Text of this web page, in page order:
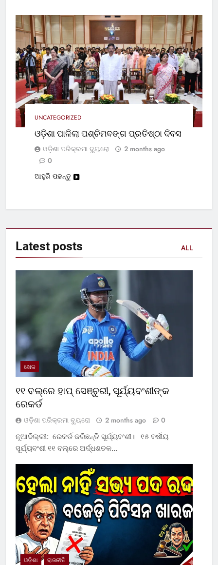
UNCATEGORIZED
ଓଡ଼ିଶା ପାଳିଲା ପଶ୍ଚିମବଙ୍ଗ ପ୍ରତିଷ୍ଠା ଦିବସ
ଓଡ଼ିଶା ପରିକ୍ରମା ବ୍ୟୁରୋ
2 months ago
0
ଆହୁରି ପଢନ୍ତୁ
Latest posts ALL
ଖେଳ
୧୧ ବଲ୍‌ରେ ହାପ୍ ସେଞ୍ଚୁରୀ, ସୂର୍ଯ୍ୟବଂଶୀଙ୍କ
ରେକର୍ଡ
ଓଡ଼ିଶା ପରିକ୍ରମା ବ୍ୟୁରୋ 2 months ago 0
ନୂଆଦିଲ୍ଲୀ: ରେକର୍ଡ କରିଛନ୍ତି ସୂର୍ଯ୍ୟବଂଶୀ। ୧୫ ବର୍ଷୀୟ
ସୂର୍ଯ୍ୟବଂଶୀ ୧୧ ବଲ୍‌ରେ ଅର୍ଦ୍ଧଶତକ…
ଓଡ଼ିଶା ରାଜନୀତି